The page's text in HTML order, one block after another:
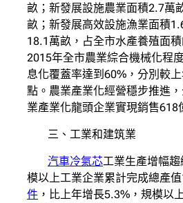
畝；新發展設施農業面積2.7萬
畝；新發展高效設施漁業面積
18.1萬畝，占全市水產養殖面
2015年全市農業綜合機械化程
息化覆蓋率達到60%，分別較
點。農業產業化經營穩步推進
業產業化龍頭企業實現銷售618
三、工業和建筑業
汽車冷氣芯工業生產增幅
模以上工業企業累計完成總產
件 ，比上年增長5.3%，規模以